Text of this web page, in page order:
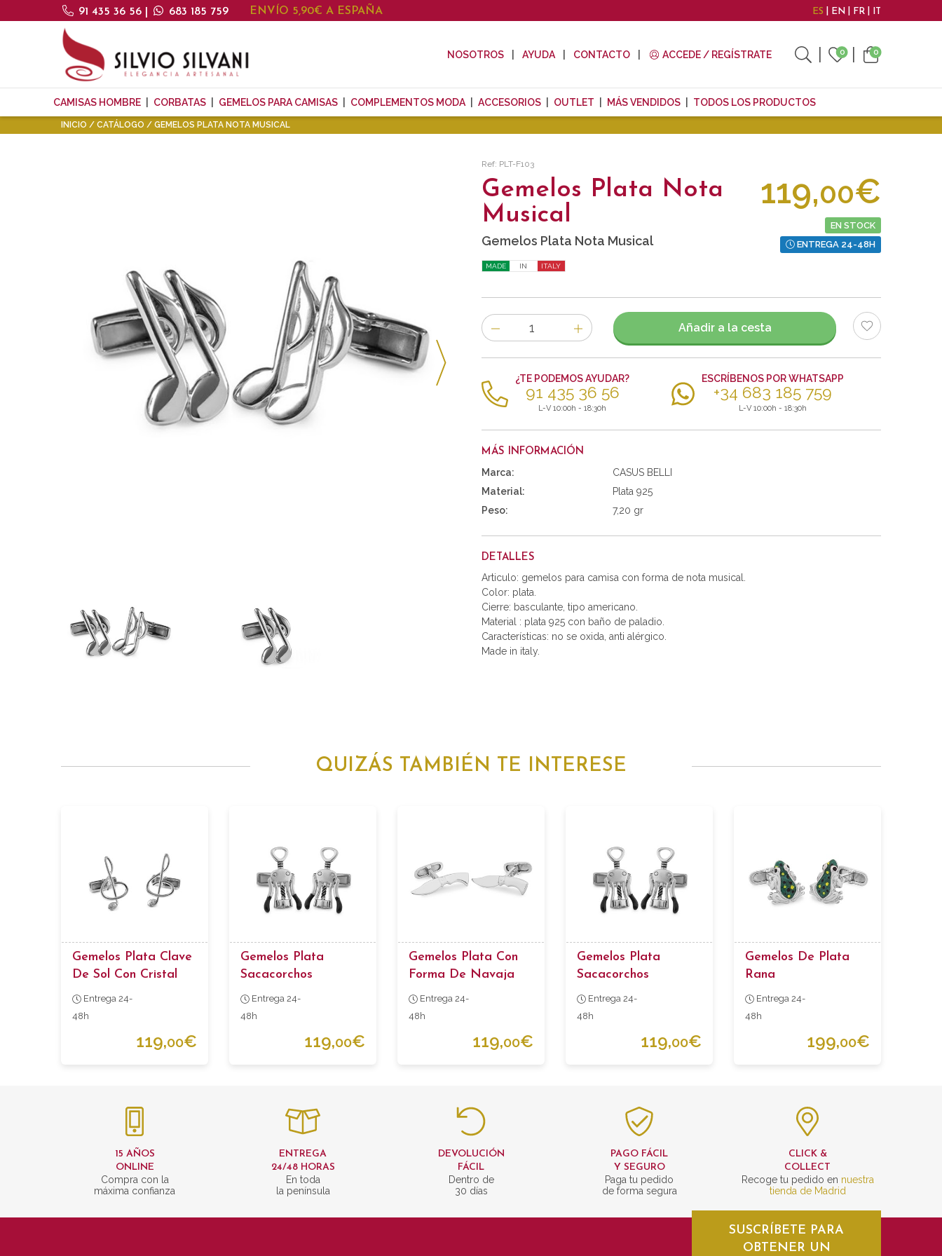
91 435 36 56 683 185 759 ENVÍO 5,90€ A ESPAÑA ES EN FR IT
NOSOTROS AYUDA CONTACTO ACCEDE / REGÍSTRATE 0 0
CAMISAS HOMBRE CORBATAS GEMELOS PARA CAMISAS COMPLEMENTOS MODA ACCESORIOS OUTLET MÁS VENDIDOS TODOS LOS PRODUCTOS
INICIO CATÁLOGO GEMELOS PLATA NOTA MUSICAL
Ref: PLT-F103
Gemelos Plata Nota
Musical
Gemelos Plata Nota Musical
MADE IN ITALY
119,00€
EN STOCK
ENTREGA 24-48H
Número
de
artículos
Añadir a la cesta
¿TE PODEMOS AYUDAR?
91 435 36 56
L-V 10:00h - 18:30h
ESCRÍBENOS POR WHATSAPP
+34 683 185 759
L-V 10:00h - 18:30h
MÁS INFORMACIÓN
Marca:
CASUS BELLI
Material:
Plata 925
Peso:
7,20 gr
DETALLES
Articulo: gemelos para camisa con forma de nota musical.
Color: plata.
Cierre: basculante, tipo americano.
Material : plata 925 con baño de paladio.
Características: no se oxida, anti alérgico.
Made in italy.
QUIZÁS TAMBIÉN TE INTERESE
Gemelos Plata Clave
De Sol Con Cristal
Entrega 24-
48h
119,00€
Gemelos Plata
Sacacorchos
Entrega 24-
48h
119,00€
Gemelos Plata Con
Forma De Navaja
Entrega 24-
48h
119,00€
Gemelos Plata
Sacacorchos
Entrega 24-
48h
119,00€
Gemelos De Plata
Rana
Entrega 24-
48h
199,00€
15 AÑOS
ONLINE
Compra con la
máxima confianza
ENTREGA
24/48 HORAS
En toda
la península
DEVOLUCIÓN
FÁCIL
Dentro de
30 días
PAGO FÁCIL
Y SEGURO
Paga tu pedido
de forma segura
CLICK &
COLLECT
Recoge tu pedido en nuestra
tienda de Madrid
SUSCRÍBETE PARA
OBTENER UN